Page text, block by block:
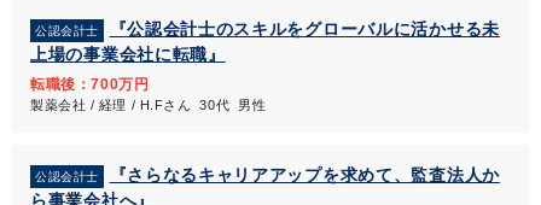
公認会計士
『公認会計士のスキルをグローバルに活かせる未
上場の事業会社に転職』
転職後：700万円
製薬会社 / 経理 / H.Fさん 30代 男性
公認会計士
『さらなるキャリアアップを求めて、監査法人か
ら事業会社へ』